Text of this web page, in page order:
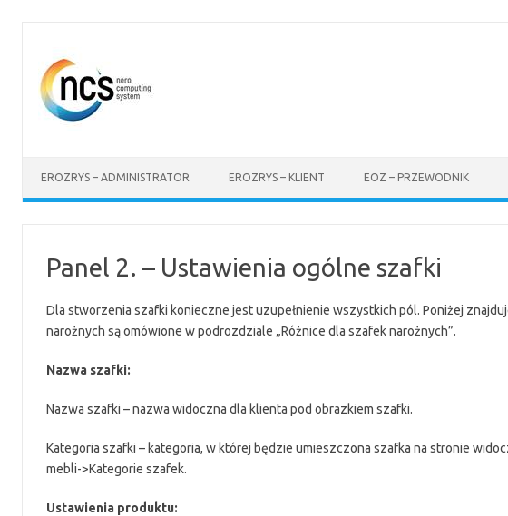
EROZRYS – ADMINISTRATOR EROZRYS – KLIENT EOZ – PRZEWODNIK
Panel 2. – Ustawienia ogólne szafki
Dla stworzenia szafki konieczne jest uzupełnienie wszystkich pól. Poniżej
narożnych są omówione w podrozdziale „Różnice dla szafek narożnych”.
Nazwa szafki:
Nazwa szafki – nazwa widoczna dla klienta pod obrazkiem szafki.
Kategoria szafki – kategoria, w której będzie umieszczona szafka na stronie
mebli->Kategorie szafek.
Ustawienia produktu: